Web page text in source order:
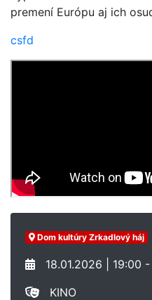
premení Európu aj ich
csfd
Dom kultúry Zrkadlový háj
18.01.2026 | 19:00 -
KINO